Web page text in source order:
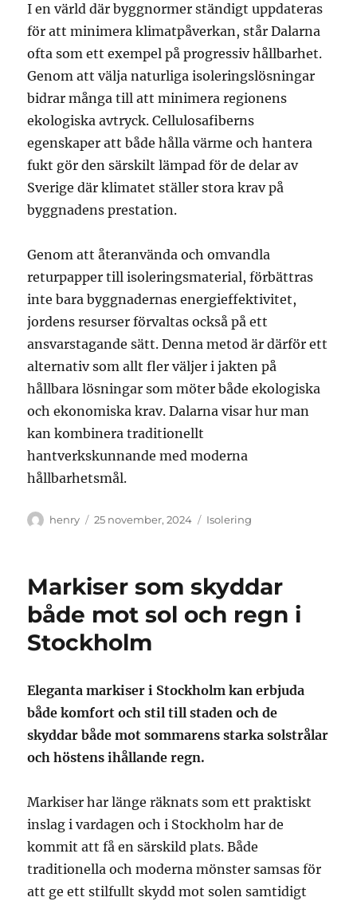
I en värld där byggnormer ständigt uppdateras
för att minimera klimatpåverkan, står Dalarna
ofta som ett exempel på progressiv hållbarhet.
Genom att välja naturliga isoleringslösningar
bidrar många till att minimera regionens
ekologiska avtryck. Cellulosafiberns
egenskaper att både hålla värme och hantera
fukt gör den särskilt lämpad för de delar av
Sverige där klimatet ställer stora krav på
byggnadens prestation.
Genom att återanvända och omvandla
returpapper till isoleringsmaterial, förbättras
inte bara byggnadernas energieffektivitet,
jordens resurser förvaltas också på ett
ansvarstagande sätt. Denna metod är därför ett
alternativ som allt fler väljer i jakten på
hållbara lösningar som möter både ekologiska
och ekonomiska krav. Dalarna visar hur man
kan kombinera traditionellt
hantverkskunnande med moderna
hållbarhetsmål.
Författare
henry
Publicerat
25 november, 2024 Kategorier
Isolering
Markiser som skyddar
både mot sol och regn i
Stockholm
Eleganta markiser i Stockholm kan erbjuda
både komfort och stil till staden och de
skyddar både mot sommarens starka solstrålar
och höstens ihållande regn.
Markiser har länge räknats som ett praktiskt
inslag i vardagen och i Stockholm har de
kommit att få en särskild plats. Både
traditionella och moderna mönster samsas för
att ge ett stilfullt skydd mot solen samtidigt